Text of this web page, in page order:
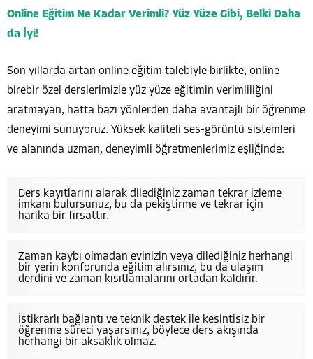
Online Eğitim Ne Kadar Verimli? Yüz Yüze Gibi, Belki Daha
da İyi!
Son yıllarda artan online eğitim talebiyle birlikte, online
birebir özel derslerimizle yüz yüze eğitimin verimliliğini
aratmayan, hatta bazı yönlerden daha avantajlı bir öğrenme
deneyimi sunuyoruz. Yüksek kaliteli ses-görüntü sistemleri
ve alanında uzman, deneyimli öğretmenlerimiz eşliğinde:
Ders kayıtlarını alarak dilediğiniz zaman tekrar izleme
imkanı bulursunuz, bu da pekiştirme ve tekrar için
harika bir fırsattır.
Zaman kaybı olmadan evinizin veya dilediğiniz herhangi
bir yerin konforunda eğitim alırsınız, bu da ulaşım
derdini ve zaman kısıtlamalarını ortadan kaldırır.
İstikrarlı bağlantı ve teknik destek ile kesintisiz bir
öğrenme süreci yaşarsınız, böylece ders akışında
herhangi bir aksaklık olmaz.